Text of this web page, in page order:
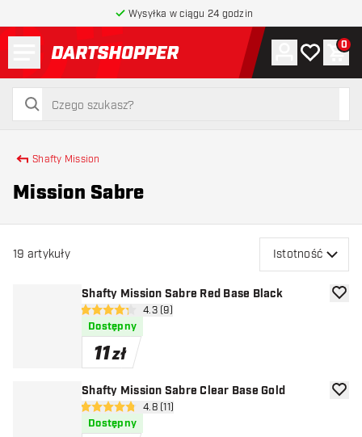
Wysyłka w ciągu 24 godzin
powrót do strony głównej
szukaj
szukaj
Konto
Moja lista
0
Shafty Mission
Mission Sabre
19 artykuły Istotność
Shafty Mission Sabre Red Base Black
otwórz panel recenzji
4.3 gwiazdki oceny
4.3 (9)
Dostępny
11zł
Shafty Mission Sabre Clear Base Gold
otwórz panel recenzji
4.8 gwiazdki oceny
4.8 (11)
Dostępny